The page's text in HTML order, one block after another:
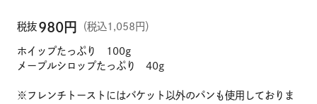
税抜 980円 （税込1,058円）
ホイップたっぷり 100g
メープルシロップたっぷり 40g
※フレンチトーストにはバケット以外のパンも使用しておりま